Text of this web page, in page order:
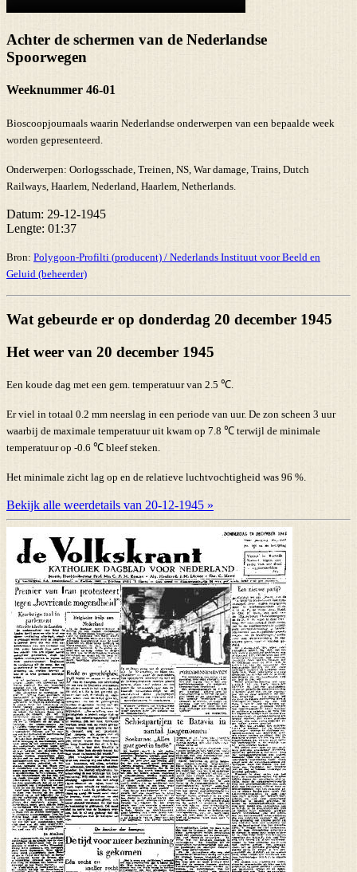
Achter de schermen van de Nederlandse
Spoorwegen
Weeknummer 46-01
Bioscoopjournaals waarin Nederlandse onderwerpen van een bepaalde week
worden gepresenteerd.
Onderwerpen: Oorlogsschade, Treinen, NS, War damage, Trains, Dutch
Railways, Haarlem, Nederland, Haarlem, Netherlands.
Datum: 29-12-1945
Lengte: 01:37
Bron: Polygoon-Profilti (producent) / Nederlands Instituut voor Beeld en
Geluid (beheerder)
Wat gebeurde er op donderdag 20 december 1945
Het weer van 20 december 1945
Een koude dag met een gem. temperatuur van 2.5 ℃.
Er viel in totaal 0.2 mm neerslag in een periode van uur. De zon scheen 3 uur
waarbij de maximale temperatuur uit kwam op 7.8 ℃ terwijl de minimale
temperatuur op -0.6 ℃ bleef steken.
Het minimale zicht lag op en de relatieve luchtvochtigheid was 96 %.
Bekijk alle weerdetails van 20-12-1945 »